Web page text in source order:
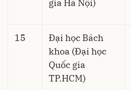
gia Hà Nội)
15
Đại học Bách
khoa (Đại học
Quốc gia
TP.HCM)